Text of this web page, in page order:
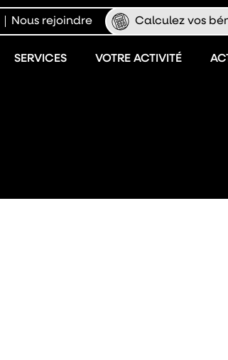
Nous rejoindre Calculez vos
SERVICES VOTRE ACTIVITÉ